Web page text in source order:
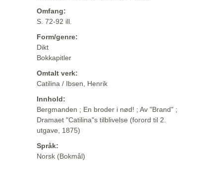
Omfang:
S. 72-92 ill.
Form/genre:
Dikt
Bokkapitler
Omtalt verk:
Catilina / Ibsen, Henrik
Innhold:
Bergmanden ; En broder i nød! ; Av "Brand" ;
Dramaet "Catilina"s tilblivelse (forord til 2.
utgave, 1875)
Språk:
Norsk (Bokmål)